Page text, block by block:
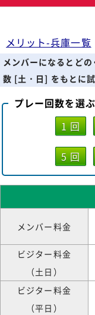
メリット-兵庫一覧
メンバーになるとど
数 [土・日] をもとに試
プレー回数を選
1 回
5 回
メンバー料金
ビジター料金
（土日）
ビジター料金
（平日）